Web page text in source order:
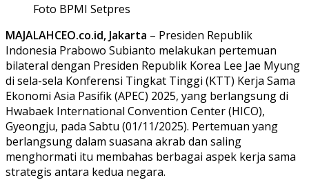
Foto BPMI Setpres
MAJALAHCEO.co.id, Jakarta – Presiden Republik
Indonesia Prabowo Subianto melakukan pertemuan
bilateral dengan Presiden Republik Korea Lee Jae Myung
di sela-sela Konferensi Tingkat Tinggi (KTT) Kerja Sama
Ekonomi Asia Pasifik (APEC) 2025, yang berlangsung di
Hwabaek International Convention Center (HICO),
Gyeongju, pada Sabtu (01/11/2025). Pertemuan yang
berlangsung dalam suasana akrab dan saling
menghormati itu membahas berbagai aspek kerja sama
strategis antara kedua negara.